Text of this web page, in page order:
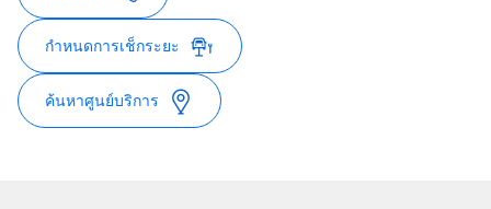
กำหนดการเช็กระยะ
ค้นหาศูนย์บริการ